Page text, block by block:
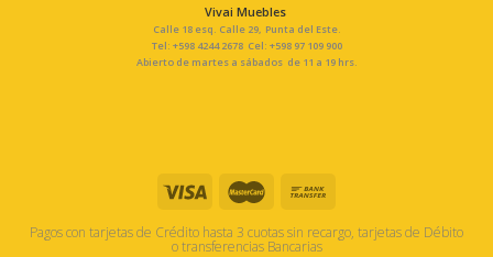
Vivai Muebles
Calle 18 esq. Calle 29, Punta del Este.
Tel: +598 4244 2678 Cel: +598 97 109 900
Abierto de martes a sábados de 11 a 19 hrs.
Pagos con tarjetas de Crédito hasta 3 cuotas sin recargo, tarjetas de Débito
o transferencias Bancarias